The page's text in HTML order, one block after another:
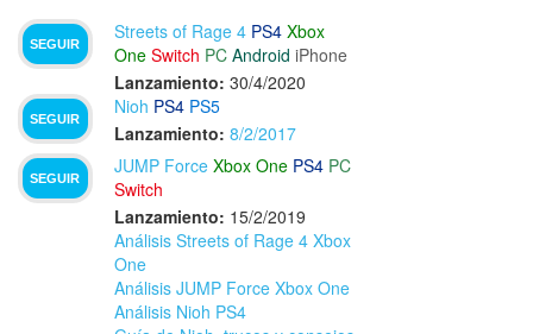
SEGUIR
Streets of Rage 4 PS4 Xbox
One Switch PC Android iPhone
Lanzamiento: 30/4/2020
SEGUIR
Nioh PS4 PS5
Lanzamiento: 8/2/2017
SEGUIR
JUMP Force Xbox One PS4 PC
Switch
Lanzamiento: 15/2/2019
Análisis Streets of Rage 4 Xbox
One
Análisis JUMP Force Xbox One
Análisis Nioh PS4